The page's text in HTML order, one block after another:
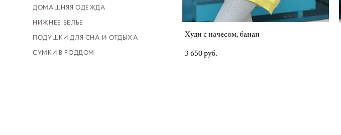
ДОМАШНЯЯ ОДЕЖДА
НИЖНЕЕ БЕЛЬЕ
ПОДУШКИ ДЛЯ СНА И ОТДЫХА
СУМКИ В РОДДОМ
Худи с начесом, банан
3 650 pуб.